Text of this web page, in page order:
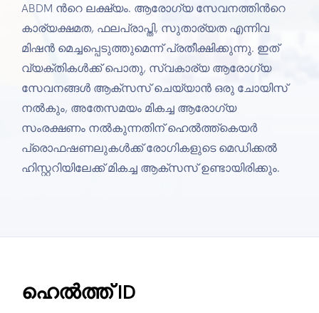
ABDM ന്‍റെ ലക്ഷ്യം. ആരോഗ്യ സേവനത്തിന്‍റെ
കാര്യക്ഷമത, ഫലപ്രാപ്തി, സുതാര്യത എന്നിവ
മിഷന്‍ മെച്ചപ്പെടുത്തുമെന്ന് പ്രതീക്ഷിക്കുന്നു. ഇത്
വ്യക്തികൾക്ക് പൊതു, സ്വകാര്യ ആരോഗ്യ
സേവനങ്ങൾ ആക്സസ് ചെയ്യാൻ ഒരു ചോയിസ്
നൽകും, അതേസമയം മികച്ച ആരോഗ്യ
സംരക്ഷണം നൽകുന്നതിന് ഹെൽത്ത്കെയർ
പ്രൊഫഷണലുകൾക്ക് രോഗികളുടെ മെഡിക്കൽ
ഹിസ്റ്ററിയിലേക്ക് മികച്ച ആക്സസ് ഉണ്ടായിരിക്കും.
ഹെൽത്ത് ID